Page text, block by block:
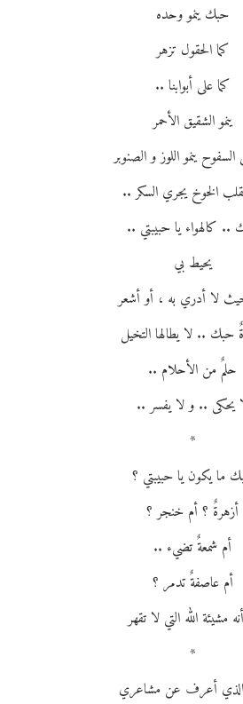
حبك ينمو وحده
كما الحقول تزهر
كما على أبوابنا ..
ينمو الشقيق الأحمر
السفوح ينمو اللوز و الصنوبر
الخوخ يجري السكر ..
.. كالهواء يا حبيبتي ..
يحيط بي
لا أدري به ، أو أشعر
حبك .. لا يطالها التخيل
حلمٌ من الأحلام ..
يحكى .. و لا يفسر ..
*
ما يكون يا حبيبتي ؟
أزهرةٌ ؟ أم خنجر ؟
أم شمعةٌ تضيء ..
أم عاصفةٌ تدمر ؟
مشيئة الله التي لا تقهر
*
أعرف عن مشاعري